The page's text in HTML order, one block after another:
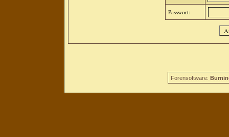
Passwort:
Forensoftware: